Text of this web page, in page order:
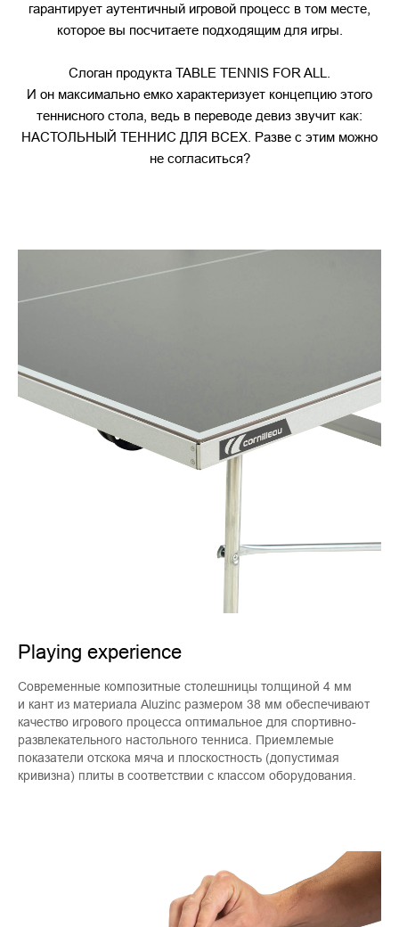
гарантирует аутентичный игровой процесс в том месте,
которое вы посчитаете подходящим для игры.
Слоган продукта TABLE TENNIS FOR ALL.
И он максимально емко характеризует концепцию этого
теннисного стола, ведь в переводе девиз звучит как:
НАСТОЛЬНЫЙ ТЕННИС ДЛЯ ВСЕХ. Разве с этим можно
не согласиться?
Playing experience
Современные композитные столешницы толщиной 4 мм
и кант из материала Aluzinc размером 38 мм обеспечивают
качество игрового процесса оптимальное для спортивно-
развлекательного настольного тенниса. Приемлемые
показатели отскока мяча и плоскостность (допустимая
кривизна) плиты в соответствии с классом оборудования.